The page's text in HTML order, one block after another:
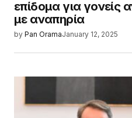
επίδομα για γονείς
με αναπηρία
by Pan OramaJanuary 12, 2025